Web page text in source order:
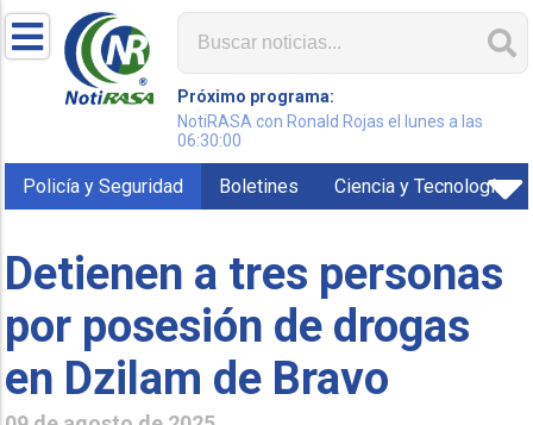
Próximo programa:
NotiRASA con Ronald Rojas el lunes a las
06:30:00
Policía y Seguridad Boletines Ciencia y Tecnología
Detienen a tres personas
por posesión de drogas
en Dzilam de Bravo